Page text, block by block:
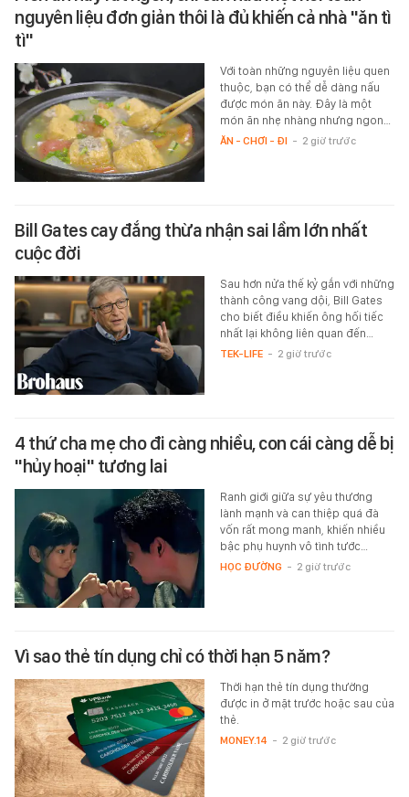
nguyên liệu đơn giản thôi là đủ khiến cả nhà "ăn tì
tì"
Với toàn những nguyên liệu quen
thuộc, bạn có thể dễ dàng nấu
được món ăn này. Đây là một
món ăn nhẹ nhàng nhưng ngon…
ĂN - CHƠI - ĐI - 2 giờ trước
Bill Gates cay đắng thừa nhận sai lầm lớn nhất
cuộc đời
Sau hơn nửa thế kỷ gắn với những
thành công vang dội, Bill Gates
cho biết điều khiến ông hối tiếc
nhất lại không liên quan đến…
TEK-LIFE - 2 giờ trước
4 thứ cha mẹ cho đi càng nhiều, con cái càng dễ bị
"hủy hoại" tương lai
Ranh giới giữa sự yêu thương
lành mạnh và can thiệp quá đà
vốn rất mong manh, khiến nhiều
bậc phụ huynh vô tình tước…
HỌC ĐƯỜNG - 2 giờ trước
Vì sao thẻ tín dụng chỉ có thời hạn 5 năm?
Thời hạn thẻ tín dụng thường
được in ở mặt trước hoặc sau của
thẻ.
MONEY.14 - 2 giờ trước